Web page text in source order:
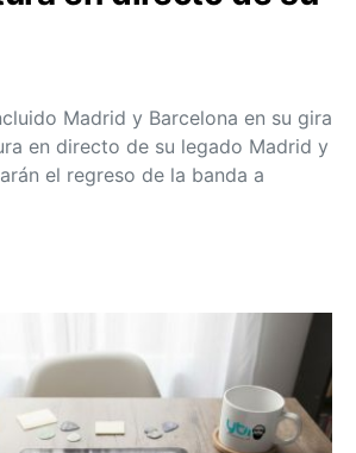
Madrid y Barcelona en su gira
en directo de su legado Madrid y
el regreso de la banda a